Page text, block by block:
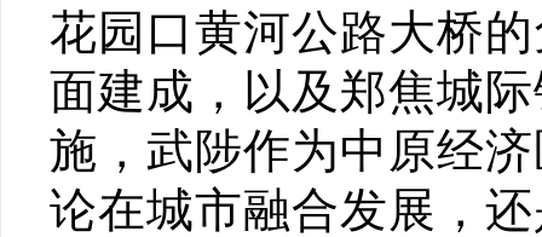
花园口黄河公路大桥
面建成，以及郑焦城
施，武陟作为中原经
论在城市融合发展，